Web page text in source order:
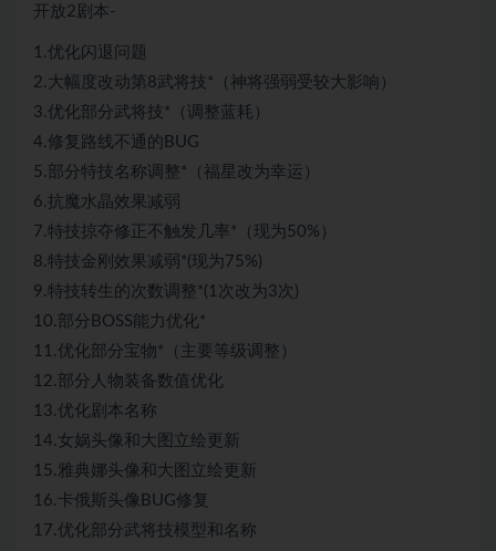
开放2剧本-
1.优化闪退问题
2.大幅度改动第8武将技*（神将强弱受较大影响）
3.优化部分武将技*（调整蓝耗）
4.修复路线不通的BUG
5.部分特技名称调整*（福星改为幸运）
6.抗魔水晶效果减弱
7.特技掠夺修正不触发几率*（现为50%）
8.特技金刚效果减弱*(现为75%)
9.特技转生的次数调整*(1次改为3次)
10.部分BOSS能力优化*
11.优化部分宝物*（主要等级调整）
12.部分人物装备数值优化
13.优化剧本名称
14.女娲头像和大图立绘更新
15.雅典娜头像和大图立绘更新
16.卡俄斯头像BUG修复
17.优化部分武将技模型和名称